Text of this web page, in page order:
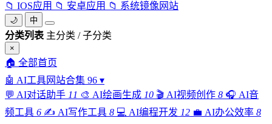
📁 IOS应用 📁 安卓应用 📁 系统镜像网站
🌙 中
分类列表 主分类 / 子分类
×
🏠 全部首页
🤖 AI工具网站合集 96 ▾
💬 AI对话助手 11 🎨 AI绘画生成 10 🎬 AI视频创作 8 🎧 AI音
频工具 6 ✍️ AI写作工具 8 💻 AI编程开发 12 💼 AI办公效率 8